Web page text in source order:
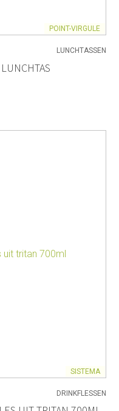
POINT-VIRGULE
LUNCHTASSEN
SISTEMA
DRINKFLESSEN